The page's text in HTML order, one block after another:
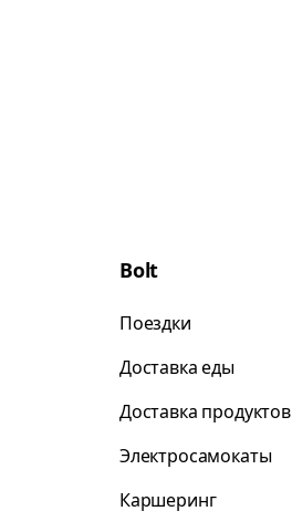
Bolt
Поездки
Доставка еды
Доставка продуктов
Электросамокаты
Каршеринг